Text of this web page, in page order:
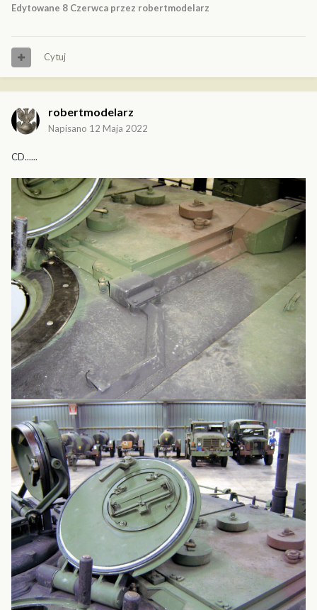
Edytowane 8 Czerwca przez robertmodelarz
Cytuj
robertmodelarz
Napisano 12 Maja 2022
CD......